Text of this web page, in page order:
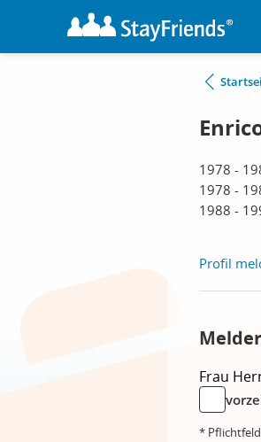
1978 -
1978 -
1988 -
Profil
Frau
*